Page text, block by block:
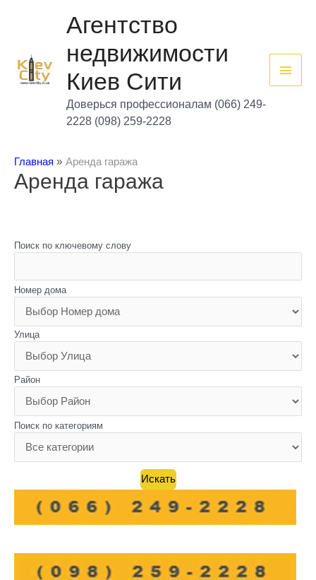
Агентство
недвижимости
Киев Сити
Доверься профессионалам (066) 249-
2228 (098) 259-2228
Главная Аренда гаража
Аренда гаража
Поиск по ключевому слову
Номер дома
Улица
Район
Поиск по категориям